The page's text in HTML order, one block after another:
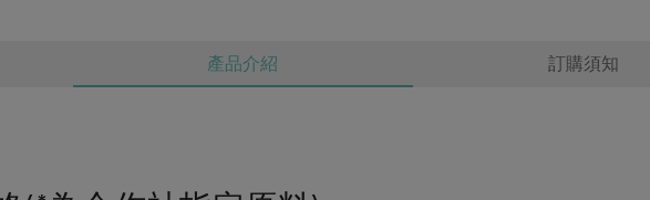
產品介紹 訂購須知